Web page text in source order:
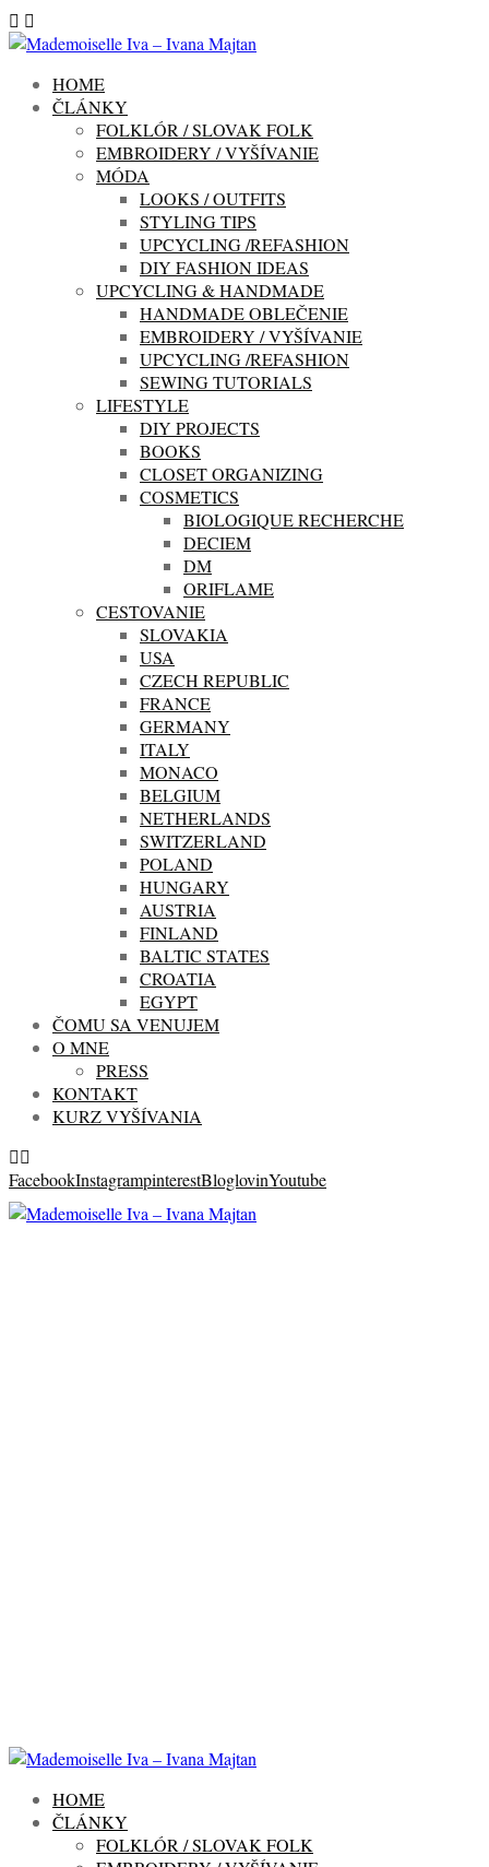
HOME
ČLÁNKY
FOLKLÓR / SLOVAK FOLK
EMBROIDERY / VYŠÍVANIE
MÓDA
LOOKS / OUTFITS
STYLING TIPS
UPCYCLING /REFASHION
DIY FASHION IDEAS
UPCYCLING & HANDMADE
HANDMADE OBLEČENIE
EMBROIDERY / VYŠÍVANIE
UPCYCLING /REFASHION
SEWING TUTORIALS
LIFESTYLE
DIY PROJECTS
BOOKS
CLOSET ORGANIZING
COSMETICS
BIOLOGIQUE RECHERCHE
DECIEM
DM
ORIFLAME
CESTOVANIE
SLOVAKIA
USA
CZECH REPUBLIC
FRANCE
GERMANY
ITALY
MONACO
BELGIUM
NETHERLANDS
SWITZERLAND
POLAND
HUNGARY
AUSTRIA
FINLAND
BALTIC STATES
CROATIA
EGYPT
ČOMU SA VENUJEM
O MNE
PRESS
KONTAKT
KURZ VYŠÍVANIA
FacebookInstagrampinterestBloglovinYoutube
HOME
ČLÁNKY
FOLKLÓR / SLOVAK FOLK